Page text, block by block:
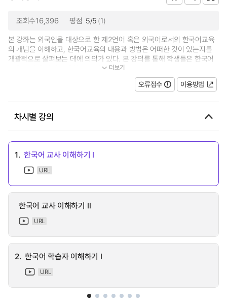
조회수16,396 평점 5/5 (1)
본 강좌는 외국인을 대상으로 한 제2언어 혹은 외국어로서의 한국어교육
의 개념을 이해하고, 한국어교육의 내용과 방법은 어떠한 것이 있는지를
개괄적으로 살펴보는 데에 의의가 있다. 본 강의를 통해 학생들은 한국어
교육 전반에 대해 이해하고, 현황과...더보기
오류접수 이용방법
차시별 강의
1. 한국어 교사 이해하기 Ⅰ
URL
한국어 교사 이해하기 Ⅱ
URL
2. 한국어 학습자 이해하기 Ⅰ
URL